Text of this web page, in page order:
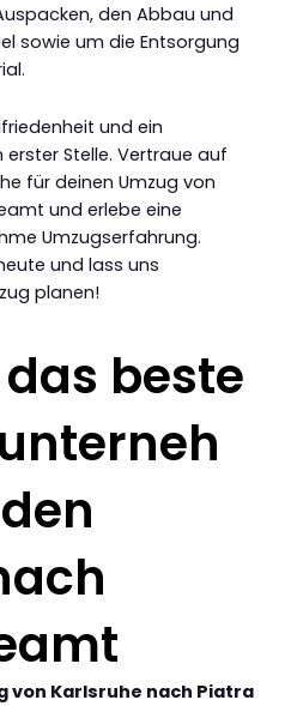
den Abbau und
sowie um die Entsorgung
und ein
Stelle. Vertraue auf
für deinen Umzug von
und erlebe eine
Umzugserfahrung.
und lass uns
planen!
beste
von Karlsruhe nach Piatra